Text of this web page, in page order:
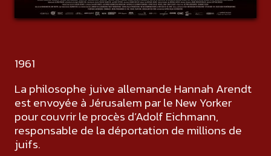
1961
La philosophe juive allemande Hannah Arendt
est envoyée à Jérusalem par le New Yorker
pour couvrir le procès d’Adolf Eichmann,
responsable de la déportation de millions de
juifs.